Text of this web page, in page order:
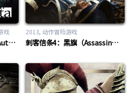
戏
尼尔：机械纪元（NieR：Automata）
2013 动作冒险游戏
刺客信条4：黑旗（Assassin’s Creed IV：Black Flag）